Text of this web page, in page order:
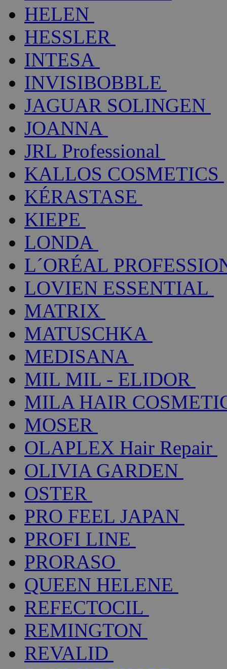
HELEN
HESSLER
INTESA
INVISIBOBBLE
JAGUAR SOLINGEN
JOANNA
JRL Professional
KALLOS COSMETICS
KÉRASTASE
KIEPE
LONDA
L´ORÉAL
LOVIEN ESSENTIAL
MATRIX
MATUSCHKA
MEDISANA
MIL MIL - ELIDOR
MILA HAIR
MOSER
OLAPLEX Hair Repair
OLIVIA GARDEN
OSTER
PRO FEEL JAPAN
PROFI LINE
PRORASO
QUEEN HELENE
REFECTOCIL
REMINGTON
REVALID